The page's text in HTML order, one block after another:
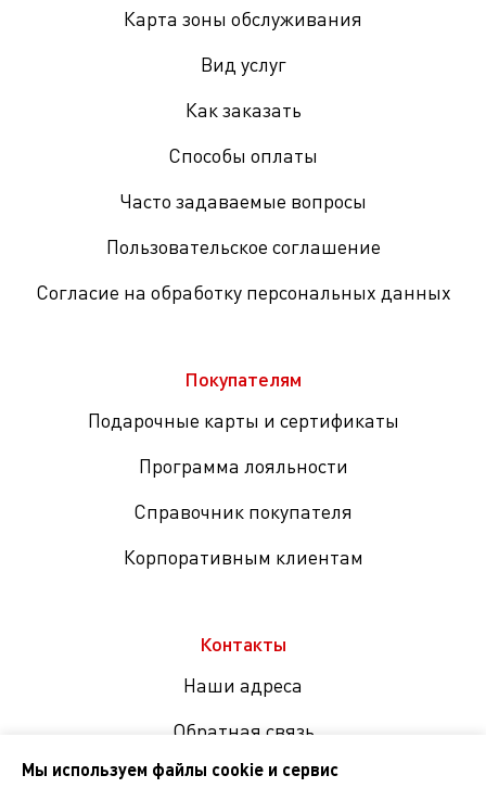
Карта зоны обслуживания
Вид услуг
Как заказать
Способы оплаты
Часто задаваемые вопросы
Пользовательское соглашение
Согласие на обработку персональных данных
Покупателям
Подарочные карты и сертификаты
Программа лояльности
Справочник покупателя
Корпоративным клиентам
Контакты
Наши адреса
Обратная связь
Мы используем файлы cookie и сервис